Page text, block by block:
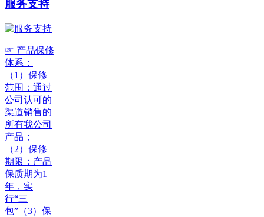
服务支持
☞ 产品保修
体系：
（1）保修
范围：通过
公司认可的
渠道销售的
所有我公司
产品；
（2）保修
期限：产品
保质期为1
年，实
行“三
包”（3）保